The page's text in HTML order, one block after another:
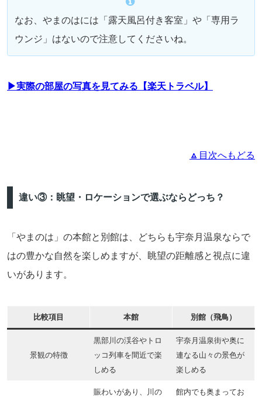
なお、やまのはには「露天風呂付き客室」や「専用ラ
ウンジ」はないので注意してくださいね。
▶実際の部屋の写真を見てみる【楽天トラベル】
🔼目次へもどる
違い③：眺望・ロケーションで選ぶならどっち？
「やまのは」の本館と別館は、どちらも宇奈月温泉ならで
はの豊かな自然を楽しめますが、眺望の距離感と視点に違
いがあります。
比較項目 本館 別館（飛鳥）
景観の特徴
黒部川の渓谷やトロ
ッコ列車を間近で楽
しめる
宇奈月温泉街や奥に
連なる山々の景色が
楽しめる
賑わいがあり、川の
館内でも奥まってお